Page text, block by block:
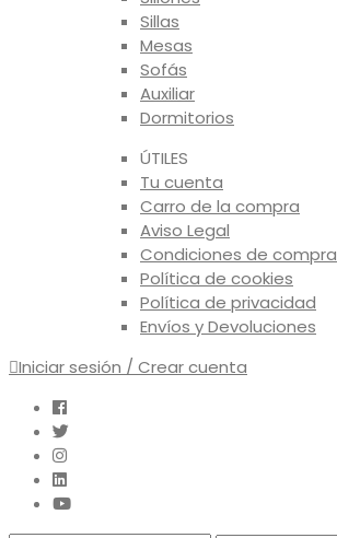
Sillas
Mesas
Sofás
Auxiliar
Dormitorios
ÚTILES
Tu cuenta
Carro de la compra
Aviso Legal
Condiciones de compra
Política de cookies
Política de privacidad
Envíos y Devoluciones
Iniciar sesión / Crear cuenta